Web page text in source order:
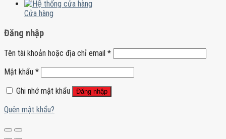
Cửa hàng
Đăng nhập
Tên tài khoản hoặc địa chỉ email *
Mật khẩu *
Ghi nhớ mật khẩu
Đăng nhập
Quên mật khẩu?